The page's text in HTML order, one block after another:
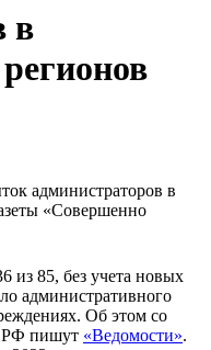
в
из 85, без учета новых
административного
Об этом со
РФ пишут «Ведомости».